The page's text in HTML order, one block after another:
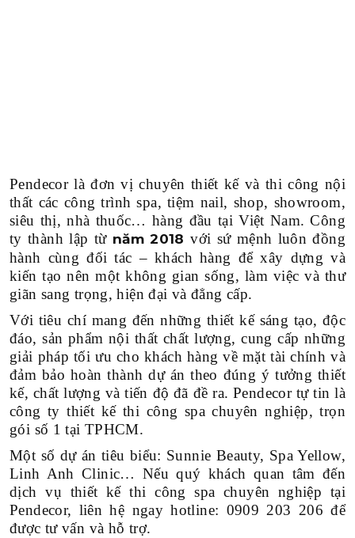
Pendecor là đơn vị chuyên thiết kế và thi công nội
thất các công trình spa, tiệm nail, shop, showroom,
siêu thị, nhà thuốc… hàng đầu tại Việt Nam. Công
ty thành lập từ năm 2018 với sứ mệnh luôn đồng
hành cùng đối tác – khách hàng để xây dựng và
kiến tạo nên một không gian sống, làm việc và thư
giãn sang trọng, hiện đại và đẳng cấp.
Với tiêu chí mang đến những thiết kế sáng tạo, độc
đáo, sản phẩm nội thất chất lượng, cung cấp những
giải pháp tối ưu cho khách hàng về mặt tài chính và
đảm bảo hoàn thành dự án theo đúng ý tưởng thiết
kế, chất lượng và tiến độ đã đề ra. Pendecor tự tin là
công ty thiết kế thi công spa chuyên nghiệp, trọn
gói số 1 tại TPHCM.
Một số dự án tiêu biểu: Sunnie Beauty, Spa Yellow,
Linh Anh Clinic… Nếu quý khách quan tâm đến
dịch vụ thiết kế thi công spa chuyên nghiệp tại
Pendecor, liên hệ ngay hotline: 0909 203 206 để
được tư vấn và hỗ trợ.